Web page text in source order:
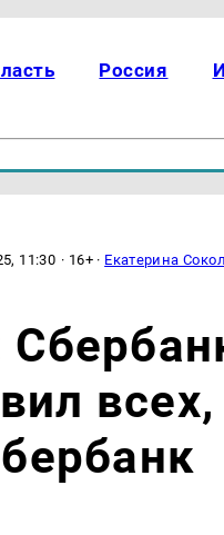
Россия
11:30 · 16+ · Екатерина
всех,